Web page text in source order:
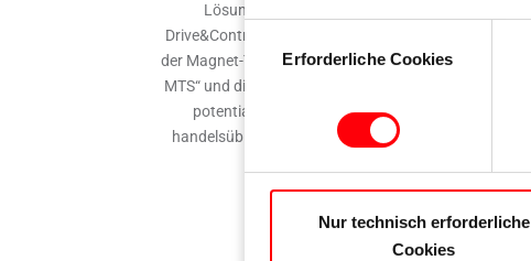
Einwilligungsauswahl
Erforderliche Cookies
Nur technisch erforderliche
Cookies
Lösungen aus ihrem Produktprogramm
Drive&Control. Das „MVS B”- Kontaktelement sowie
der Magnet-Thermostat-Sensor „Roto E-Tec Control |
MTS“ und die „Roto Safe”-Riegelschaltkontakte sind
potentialfrei und lassen sich dadurch in alle
handelsüblichen BUS- oder Smart-Home-Systeme